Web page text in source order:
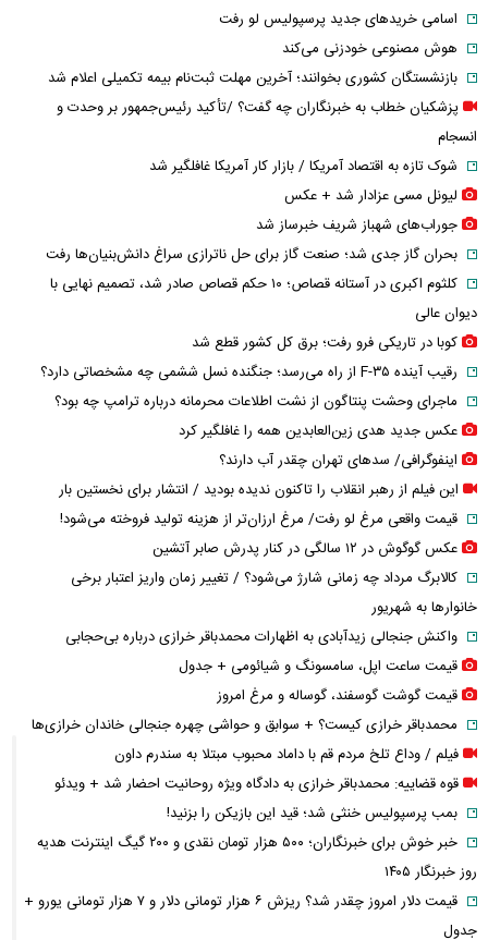
اسامی خریدهای جدید پرسپولیس لو رفت
هوش مصنوعی خودزنی می‌کند
بازنشستگان کشوری بخوانند؛ آخرین مهلت ثبت‌نام بیمه تکمیلی اعلام شد
پزشکیان خطاب به خبرنگاران چه گفت؟ /تأکید رئیس‌جمهور بر وحدت و
انسجام
شوک تازه به اقتصاد آمریکا / بازار کار آمریکا غافلگیر شد
لیونل مسی عزادار شد + عکس
جوراب‌های شهباز شریف خبرساز شد
بحران گاز جدی شد؛ صنعت گاز برای حل ناترازی سراغ دانش‌بنیان‌ها رفت
کلثوم اکبری در آستانه قصاص؛ ۱۰ حکم قصاص صادر شد، تصمیم نهایی با
دیوان عالی
کوبا در تاریکی فرو رفت؛ برق کل کشور قطع شد
رقیب آینده F-۳۵ از راه می‌رسد؛ جنگنده نسل ششمی چه مشخصاتی دارد؟
ماجرای وحشت پنتاگون از نشت اطلاعات محرمانه درباره ترامپ چه بود؟
عکس جدید هدی زین‌العابدین همه را غافلگیر کرد
اینفوگرافی/ سدهای تهران چقدر آب دارند؟
این فیلم از رهبر انقلاب را تاکنون ندیده بودید / انتشار برای نخستین بار
قیمت واقعی مرغ لو رفت/ مرغ ارزان‌تر از هزینه تولید فروخته می‌شود!
عکس گوگوش در ۱۲ سالگی در کنار پدرش صابر آتشین
کالابرگ مرداد چه زمانی شارژ می‌شود؟ / تغییر زمان واریز اعتبار برخی
خانوارها به شهریور
واکنش جنجالی زیدآبادی به اظهارات محمدباقر خرازی درباره بی‌حجابی
قیمت ساعت اپل، سامسونگ و شیائومی + جدول
قیمت گوشت گوسفند، گوساله و مرغ امروز
محمدباقر خرازی کیست؟ + سوابق و حواشی چهره جنجالی خاندان خرازی‌ها
فیلم / وداع تلخ مردم قم با داماد محبوب مبتلا به سندرم داون
قوه قضاییه: محمدباقر خرازی به دادگاه ویژه روحانیت احضار شد + ویدئو
بمب پرسپولیس خنثی شد؛ قید این بازیکن را بزنید!
خبر خوش برای خبرنگاران؛ ۵۰۰ هزار تومان نقدی و ۲۰۰ گیگ اینترنت هدیه
روز خبرنگار ۱۴۰۵
قیمت دلار امروز چقدر شد؟ ریزش ۶ هزار تومانی دلار و ۷ هزار تومانی یورو +
جدول